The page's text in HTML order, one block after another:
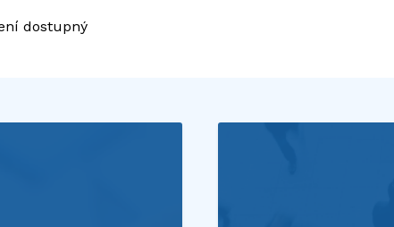
dostupný